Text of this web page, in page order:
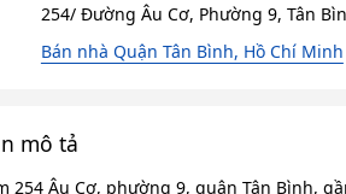
254/ Đường Âu Cơ, Phường 9, Tân
Bán nhà Quận Tân Bình, Hồ Chí Minh
mô tả
254 Âu Cơ, phường 9, quận Tân Bình,